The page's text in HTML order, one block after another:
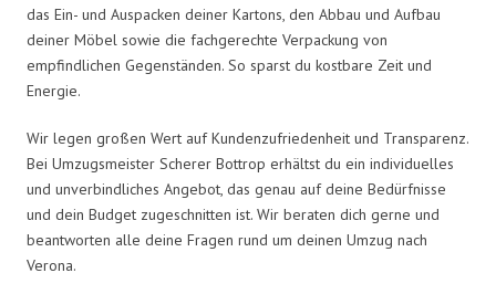
das Ein- und Auspacken deiner Kartons, den Abbau und Aufbau
deiner Möbel sowie die fachgerechte Verpackung von
empfindlichen Gegenständen. So sparst du kostbare Zeit und
Energie.
Wir legen großen Wert auf Kundenzufriedenheit und Transparenz.
Bei Umzugsmeister Scherer Bottrop erhältst du ein individuelles
und unverbindliches Angebot, das genau auf deine Bedürfnisse
und dein Budget zugeschnitten ist. Wir beraten dich gerne und
beantworten alle deine Fragen rund um deinen Umzug nach
Verona.